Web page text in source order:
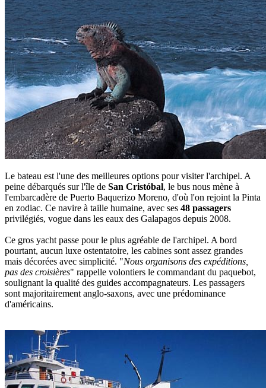
Le bateau est l'une des meilleures options pour visiter l'archipel. A
peine débarqués sur l'île de San Cristóbal, le bus nous mène à
l'embarcadère de Puerto Baquerizo Moreno, d'où l'on rejoint la Pinta
en zodiac. Ce navire à taille humaine, avec ses 48 passagers
privilégiés, vogue dans les eaux des Galapagos depuis 2008.
Ce gros yacht passe pour le plus agréable de l'archipel. A bord
pourtant, aucun luxe ostentatoire, les cabines sont assez grandes
mais décorées avec simplicité. "Nous organisons des expéditions,
pas des croisières" rappelle volontiers le commandant du paquebot,
soulignant la qualité des guides accompagnateurs. Les passagers
sont majoritairement anglo-saxons, avec une prédominance
d'américains.